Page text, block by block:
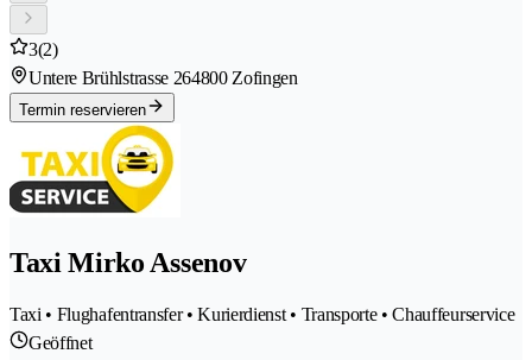
3(2)
Untere Brühlstrasse 264800 Zofingen
Termin reservieren
Taxi Mirko Assenov
Taxi • Flughafentransfer • Kurierdienst • Transporte • Chauffeurservice
Geöffnet